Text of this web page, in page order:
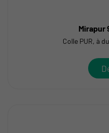
Mirapur
Colle PUR, à